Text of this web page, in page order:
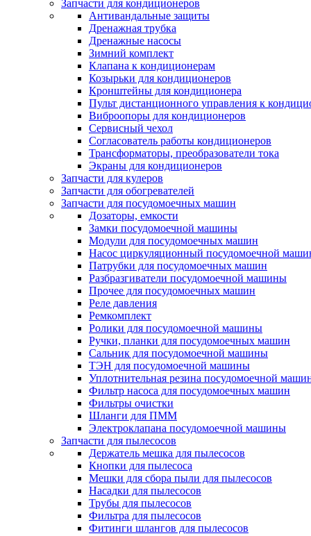
Запчасти для кондиционеров
Антивандальные защиты
Дренажная трубка
Дренажные насосы
Зимний комплект
Клапана к кондиционерам
Козырьки для кондиционеров
Кронштейны для кондиционера
Пульт дистанционного управления к
Виброопоры для кондиционеров
Сервисный чехол
Согласователь работы кондиционеров
Трансформаторы, преобразователи тока
Экраны для кондиционеров
Запчасти для кулеров
Запчасти для обогревателей
Запчасти для посудомоечных машин
Дозаторы, емкости
Замки посудомоечной машины
Модули для посудомоечных машин
Насос циркуляционный посудомоечной
Патрубки для посудомоечных машин
Разбразгиватели посудомоечной машины
Прочее для посудомоечных машин
Реле давления
Ремкомплект
Ролики для посудомоечной машины
Ручки, планки для посудомоечных машин
Сальник для посудомоечной машины
ТЭН для посудомоечной машины
Уплотнительная резина посудомоечной
Фильтр насоса для посудомоечных машин
Фильтры очистки
Шланги для ПММ
Электроклапана посудомоечной машины
Запчасти для пылесосов
Держатель мешка для пылесосов
Кнопки для пылесоса
Мешки для сбора пыли для пылесосов
Насадки для пылесосов
Трубы для пылесосов
Фильтра для пылесосов
Фитинги шлангов для пылесосов